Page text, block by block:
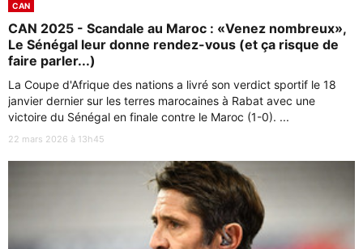
CAN
CAN 2025 - Scandale au Maroc : «Venez nombreux»,
Le Sénégal leur donne rendez-vous (et ça risque de
faire parler...)
La Coupe d'Afrique des nations a livré son verdict sportif le 18
janvier dernier sur les terres marocaines à Rabat avec une
victoire du Sénégal en finale contre le Maroc (1-0). ...
22 mars 2026 à 13h45